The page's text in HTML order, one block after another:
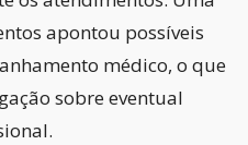
apontou possíveis
médico, o que
sobre eventual